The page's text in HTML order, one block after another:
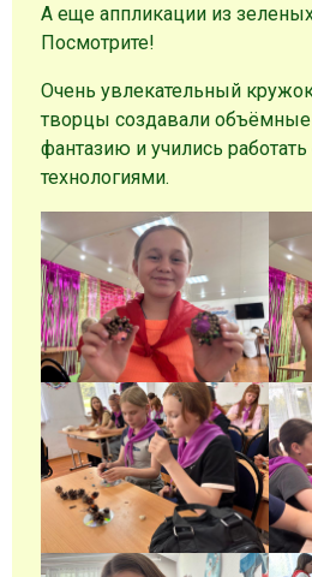
А еще аппликации из
Посмотрите!
Очень увлекательный
творцы создавали
фантазию и учились
технологиями.